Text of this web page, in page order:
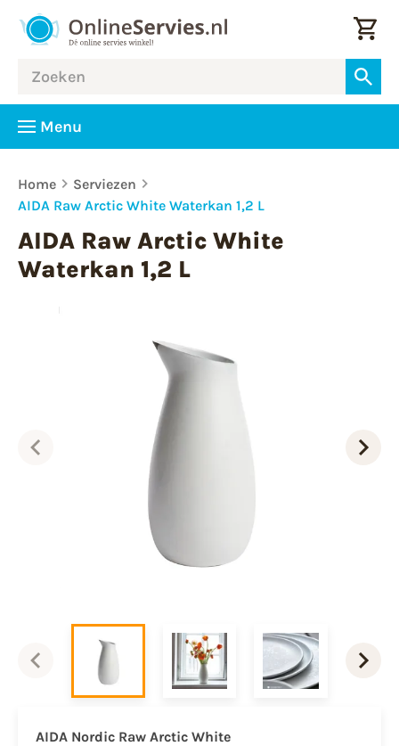
Menu
Home
Serviezen
AIDA Raw Arctic White Waterkan 1,2 L
AIDA Raw Arctic White
Waterkan 1,2 L
AIDA Nordic Raw Arctic White